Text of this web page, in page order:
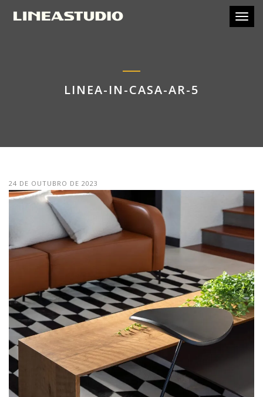
LINEA-IN-CASA-AR-5
24 DE OUTUBRO DE 2023